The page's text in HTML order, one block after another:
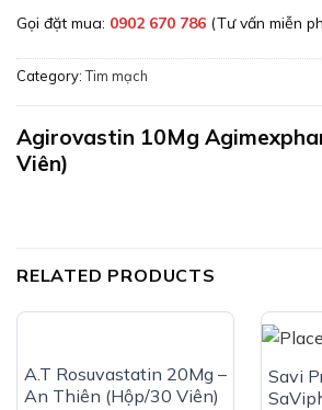
Gọi đặt mua: 0902 670 786 (Tư vấn miễn
Category:Tim mạch
Agirovastin 10Mg
Viên)
RELATED PRODUCTS
A.T Rosuvastatin 20Mg –
An Thiên (Hộp/30 Viên)
Savi